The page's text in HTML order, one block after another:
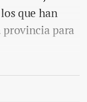
que han
provincia para